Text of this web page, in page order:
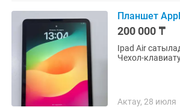
Планшет
200 000 ₸
Ipad Air
Актау, 28 июля